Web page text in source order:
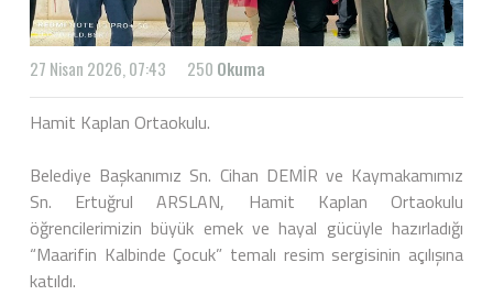
27 Nisan 2026, 07:43 250 Okuma
Hamit Kaplan Ortaokulu.
Belediye Başkanımız Sn. Cihan DEMİR ve Kaymakamımız
Sn. Ertuğrul ARSLAN, Hamit Kaplan Ortaokulu
öğrencilerimizin büyük emek ve hayal gücüyle hazırladığı
“Maarifin Kalbinde Çocuk” temalı resim sergisinin açılışına
katıldı.